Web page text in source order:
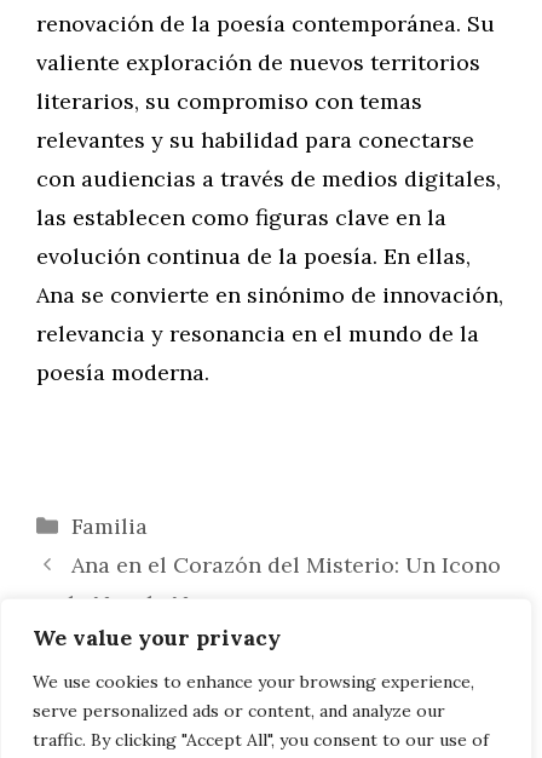
We value your privacy
We use cookies to enhance your browsing experience,
serve personalized ads or content, and analyze our
traffic. By clicking "Accept All", you consent to our use of
renovación de la poesía contemporánea. Su
valiente exploración de nuevos territorios
literarios, su compromiso con temas
relevantes y su habilidad para conectarse
con audiencias a través de medios digitales,
las establecen como figuras clave en la
evolución continua de la poesía. En ellas,
Ana se convierte en sinónimo de innovación,
relevancia y resonancia en el mundo de la
poesía moderna.
Categorías
Familia
Ana en el Corazón del Misterio: Un Icono
en la Novela Negra
Ana en la Ópera: Brillantes Sopranos y
Mezzosopranos que Resuenan en el
Escenario